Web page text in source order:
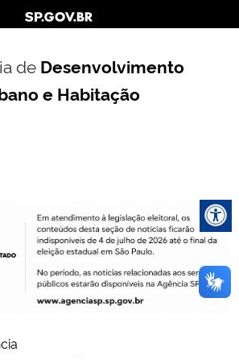
de Desenvolvimento
e Habitação